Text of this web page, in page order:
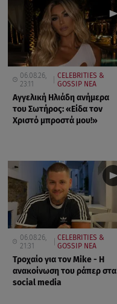
06.08.26,
23:11
CELEBRITIES &
GOSSIP ΝΕΑ
Αγγελική Ηλιάδη ανήμερα
του Σωτήρος: «Είδα τον
Χριστό μπροστά μου!»
06.08.26,
21:31
CELEBRITIES &
GOSSIP ΝΕΑ
Τροχαίο για τον Mike - Η
ανακοίνωση του ράπερ στα
social media